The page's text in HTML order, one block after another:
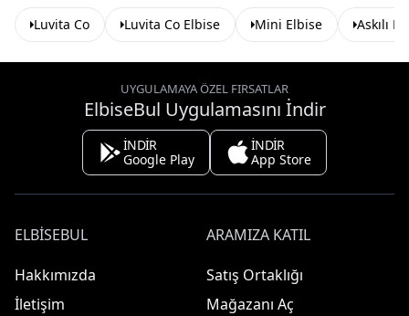
Luvita Co Luvita Co Elbise Mini Elbise Askılı
UYGULAMAYA ÖZEL FIRSATLAR
ElbiseBul Uygulamasını İndir
İNDİR
Google Play
İNDİR
App Store
ELBISEBUL
Hakkımızda
İletişim
ARAMIZA KATIL
Satış Ortaklığı
Mağazanı Aç